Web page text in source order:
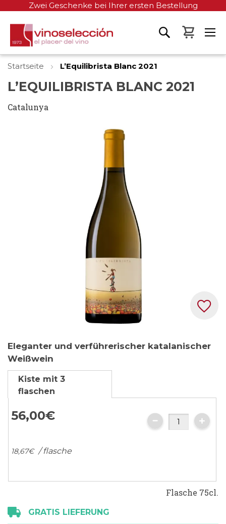
Zwei Geschenke bei Ihrer ersten Bestellung
Mein
Startseite L’Equilibrista Blanc 2021
L’EQUILIBRISTA BLANC 2021
Catalunya
Anfang
der
Bildgalerie
springen
Eleganter und verführerischer katalanischer
Weißwein
Kiste mit 3
flaschen
56,00€
18,67€ / flasche
Flasche 75cl.
GRATIS LIEFERUNG